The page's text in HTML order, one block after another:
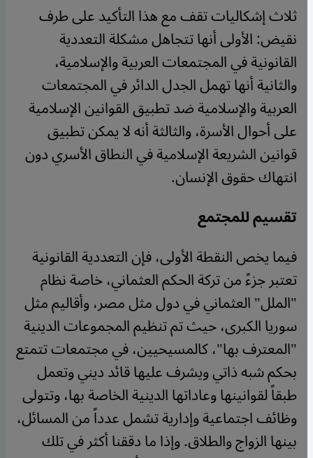
ثلاث إشكاليات تقف مع هذا التأكيد على طرف
نقيض: الأولى أنها تتجاهل مشكلة التعددية
القانونية في المجتمعات العربية والإسلامية،
والثانية أنها تهمل الجدل الدائر في المجتمعات
العربية والإسلامية ضد تطبيق القوانين الإسلامية
على أحوال الأسرة، والثالثة أنه لا يمكن تطبيق
قوانين الشريعة الإسلامية في النطاق الأسري دون
انتهاك حقوق الإنسان.
تقسيم للمجتمع
فيما يخص النقطة الأولى، فإن التعددية القانونية
تعتبر جزءً من تركة الحكم العثماني، خاصة نظام
"الملل" العثماني في دول مثل مصر، وأقاليم مثل
سوريا الكبرى، حيث تم تنظيم المجموعات الدينية
"المعترف بها"، كالمسيحيين، في مجتمعات تتمتع
بحكم شبه ذاتي ويشرف عليها قائد ديني وتعمل
طبقاً لقوانينها وعاداتها الدينية الخاصة بها، وتتولى
وظائف اجتماعية وإدارية تشمل عدداً من المسائل،
بينها الزواج والطلاق. وإذا ما دققنا أكثر في تلك